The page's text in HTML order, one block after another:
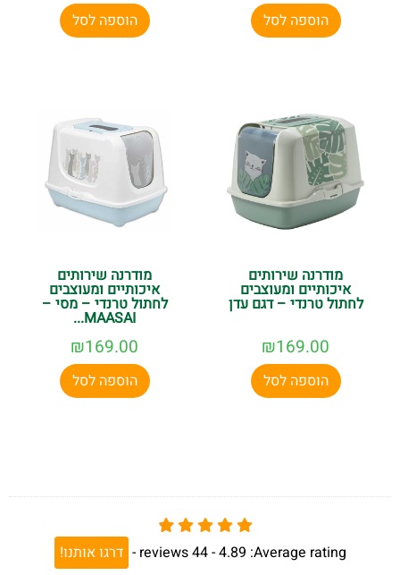
הוספה לסל הוספה לסל
מודרנה שירותים
איכותיים ומעוצבים
לחתול טרנדי – דגם עדן
₪169.00
הוספה לסל
מודרנה שירותים
איכותיים ומעוצבים
לחתול טרנדי – מסי –
MAASAI...
₪169.00
הוספה לסל
Average rating:
4.89 -
44
reviews
- דרגו אותנו!